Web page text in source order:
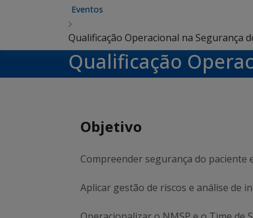
Eventos
Qualificação Operacional na Segurança
Qualificação
Objetivo
Compreender segurança do paciente
Aplicar gestão de riscos e análise de